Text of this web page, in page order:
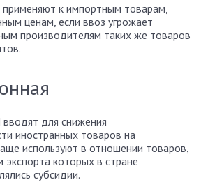
к импортным товарам,
ценам, если ввоз угрожает
производителям таких же товаров
для снижения
иностранных товаров на
используют в отношении товаров,
экспорта которых в стране
субсидии.